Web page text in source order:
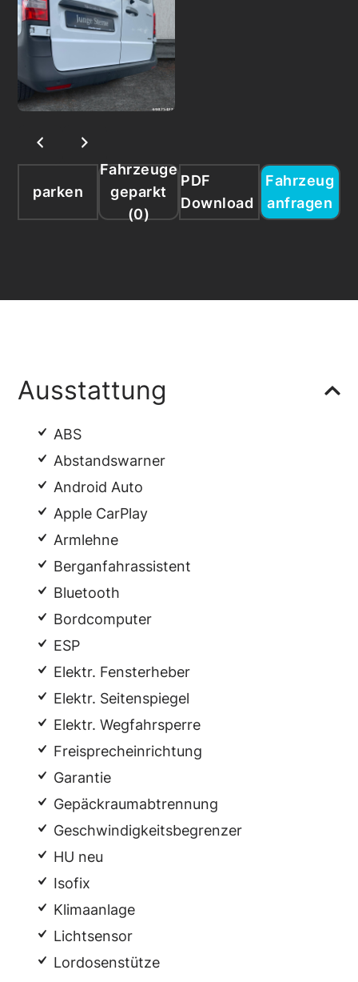
parken
Fahrzeuge
geparkt
(0)
PDF
Download
Fahrzeug
anfragen
Ausstattung
ABS
Abstandswarner
Android Auto
Apple CarPlay
Armlehne
Berganfahrassistent
Bluetooth
Bordcomputer
ESP
Elektr. Fensterheber
Elektr. Seitenspiegel
Elektr. Wegfahrsperre
Freisprecheinrichtung
Garantie
Gepäckraumabtrennung
Geschwindigkeitsbegrenzer
HU neu
Isofix
Klimaanlage
Lichtsensor
Lordosenstütze